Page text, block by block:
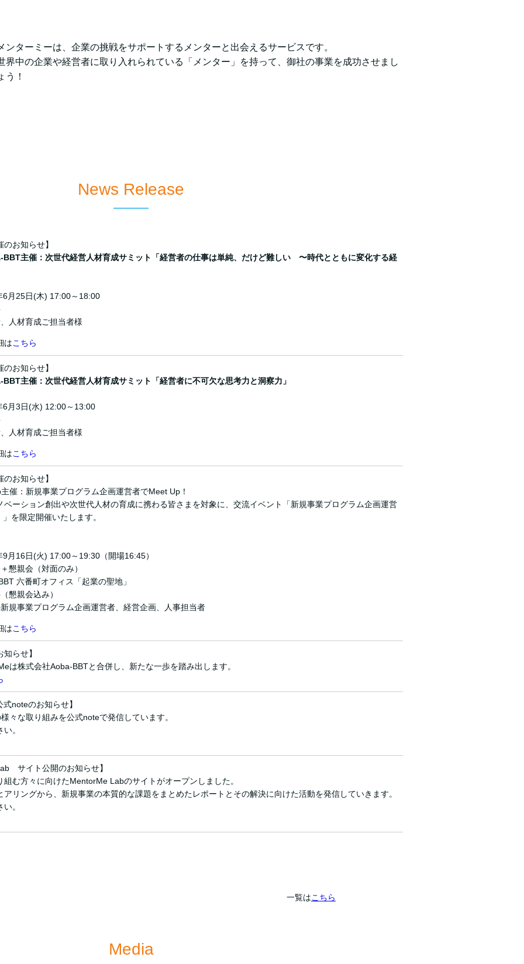
ンターミーは、企業の挑戦をサポートするメンターと出会えるサービスです。
界中の企業や経営者に取り入れられている「メンター」を持って、御社の事業を成功させまし
う！
News Release
お知らせ】
主催：次世代経営人材育成サミット「経営者の仕事は単純、だけど難しい 〜時代とともに変化する経
6⽉25⽇(木) 17:00～18:00
人材育成ご担当者様
はこちら
お知らせ】
主催：次世代経営人材育成サミット「経営者に不可欠な思考力と洞察力」
6月3日(水) 12:00～13:00
人材育成ご担当者様
はこちら
お知らせ】
催：新規事業プログラム企画運営者でMeet Up！
ベーション創出や次世代人材の育成に携わる皆さまを対象に、交流イベント「新規事業プログラム企画運営
を限定開催いたします。
月16日(火) 17:00～19:30（開場16:45）
懇親会（対面のみ）
六番町オフィス「起業の聖地」
懇親会込み）
規事業プログラム企画運営者、経営企画、人事担当者
はこちら
らせ】
は株式会社Aoba-BBTと合併し、新たな一歩を踏み出します。
noteのお知らせ】
々な取り組みを公式noteで発信しています。
。
サイト公開のお知らせ】
組む方々に向けたMentorMe Labのサイトがオープンしました。
アリングから、新規事業の本質的な課題をまとめたレポートとその解決に向けた活動を発信していきます。
。
一覧はこちら
Media